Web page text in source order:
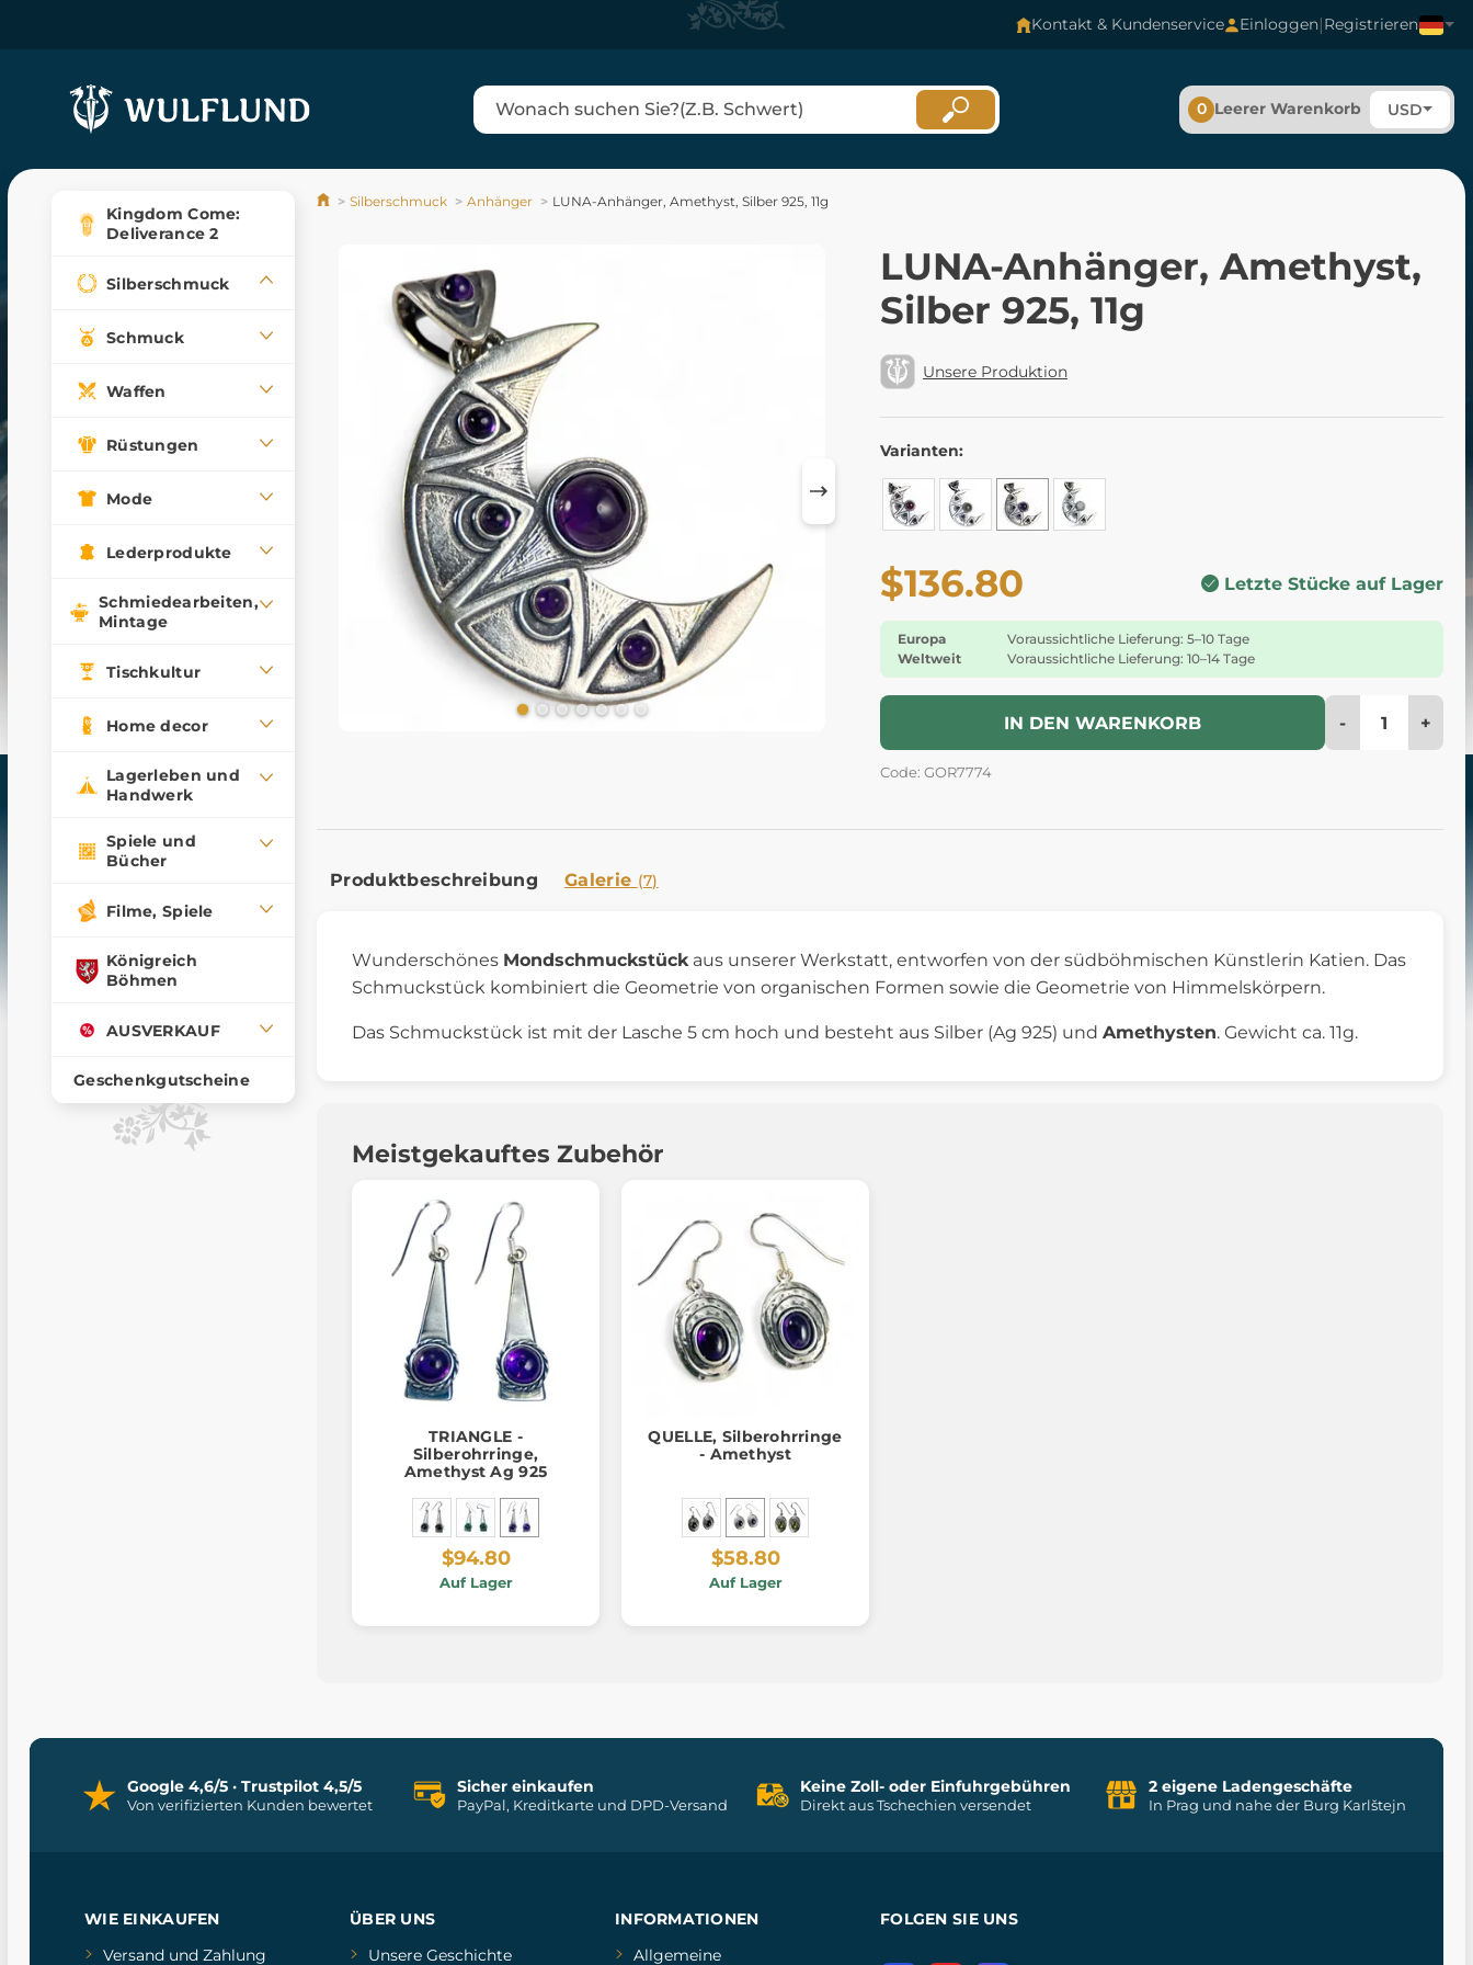
Kontakt & Kundenservice Einloggen|Registrieren
0 Leerer Warenkorb USD
Kingdom Come:
Deliverance 2
Silberschmuck
Schmuck
Waffen
Rüstungen
Mode
Lederprodukte
Schmiedearbeiten,
Mintage
Tischkultur
Home decor
Lagerleben und
Handwerk
Spiele und
Bücher
Filme, Spiele
Königreich
Böhmen
AUSVERKAUF
Geschenkgutscheine
Silberschmuck Anhänger LUNA-Anhänger, Amethyst, Silber 925, 11g
LUNA-Anhänger, Amethyst,
Silber 925, 11g
Unsere Produktion
Varianten:
$136.80 Letzte Stücke auf Lager
Europa
Voraussichtliche Lieferung: 5–10 Tage
Weltweit
Voraussichtliche Lieferung: 10–14 Tage
IN DEN WARENKORB - +
Code: GOR7774
Produktbeschreibung Galerie (7)
Wunderschönes Mondschmuckstückaus unserer Werkstatt, entworfen von der südböhmischen Künstlerin Katien. Das
Schmuckstück kombiniert die Geometrie von organischen Formen sowie die Geometrie von Himmelskörpern.
Das Schmuckstück ist mit der Lasche 5 cm hoch und besteht aus Silber (Ag 925) und Amethysten. Gewicht ca. 11g.
Meistgekauftes Zubehör
TRIANGLE -
Silberohrringe,
Amethyst Ag 925
$94.80
Auf Lager
QUELLE, Silberohrringe
- Amethyst
$58.80
Auf Lager
Google 4,6/5 · Trustpilot 4,5/5
Von verifizierten Kunden bewertet
Sicher einkaufen
PayPal, Kreditkarte und DPD-Versand
Keine Zoll- oder Einfuhrgebühren
Direkt aus Tschechien versendet
2 eigene Ladengeschäfte
In Prag und nahe der Burg Karlštejn
WIE EINKAUFEN
Versand und Zahlung
ÜBER UNS
Unsere Geschichte
INFORMATIONEN
Allgemeine
FOLGEN SIE UNS